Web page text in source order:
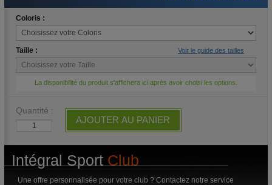
Coloris :
Taille : Voir le guide des tailles
La disponibilité du produit s'affichera ici après avoir choisi les options.
Quantité :
AJOUTER AU PANIER
Intégral Sport Club
Une offre personnalisée pour votre club ? Contactez notre service